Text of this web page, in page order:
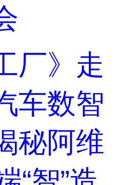
厂》走
车数智
秘阿维